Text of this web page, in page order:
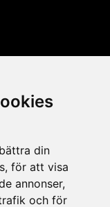
din
för att visa
annonser,
och för